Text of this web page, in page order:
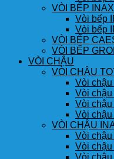
VÒI BẾP INAX
Vòi bếp
Vòi bếp
VÒI BẾP
VÒI BẾP
VÒI CHẬU
VÒI CHẬU
Vòi
Vòi
Vòi
Vòi
VÒI CHẬU
Vòi
Vòi